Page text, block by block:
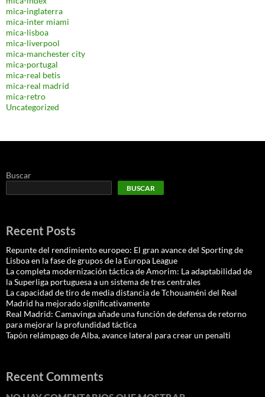
mica-inglaterra
mica-inter miami
mica-lisboa
mica-liverpool
mica-manchester city
mica-portugal
mica-real betis
mica-real madrid
mica-retro
Uncategorized
Buscar
BUSCAR
Recent Posts
Repunte del rendimiento europeo: El gran avance del Sporting de
Lisboa en la fase de grupos de la Europa League
La completa modernización táctica de Amorim: La adaptabilidad de
la Superliga portuguesa a un sistema de tres centrales
La capacidad de tiro de media distancia de Tchouaméni del Real
Madrid ha mejorado significativamente
Real Madrid: Camavinga añade una función de defensa de retorno
para mejorar la profundidad táctica
Tapón relámpago de Alba, avance lateral para crear un penalti
Recent Comments